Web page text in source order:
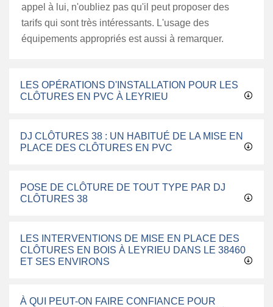
appel à lui, n'oubliez pas qu'il peut proposer des
tarifs qui sont très intéressants. L'usage des
équipements appropriés est aussi à remarquer.
LES OPÉRATIONS D'INSTALLATION POUR LES
CLÔTURES EN PVC À LEYRIEU
DJ CLÔTURES 38 : UN HABITUÉ DE LA MISE EN
PLACE DES CLÔTURES EN PVC
POSE DE CLÔTURE DE TOUT TYPE PAR DJ
CLÔTURES 38
LES INTERVENTIONS DE MISE EN PLACE DES
CLÔTURES EN BOIS À LEYRIEU DANS LE 38460
ET SES ENVIRONS
À QUI PEUT-ON FAIRE CONFIANCE POUR